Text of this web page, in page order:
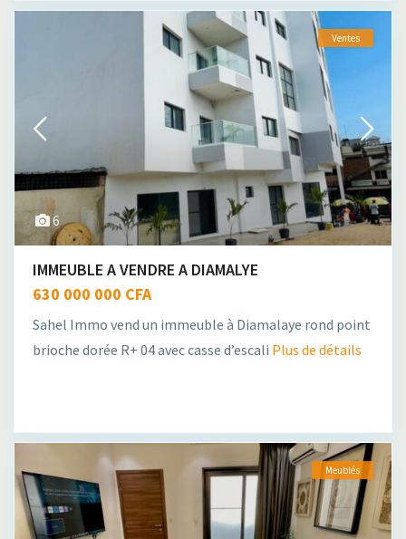
6
Ventes
IMMEUBLE A VENDRE A DIAMALYE
630 000 000 CFA
Sahel Immo vend un immeuble à Diamalaye rond point
brioche dorée R+ 04 avec casse d’escali Plus de détails
Meublés